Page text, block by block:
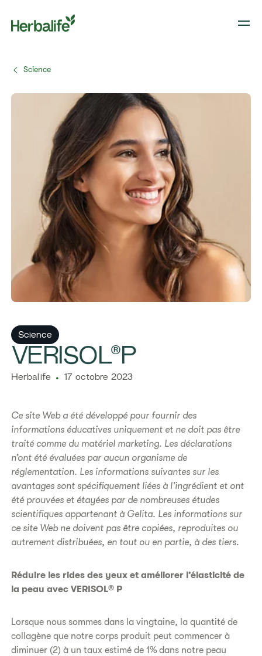
Science
Science
​​​​​VERISOL®P
​​Herbalife​ 17 octobre 2023
Ce site Web a été développé pour fournir des
informations éducatives uniquement et ne doit pas être
traité comme du matériel marketing. Les déclarations
n’ont été évaluées par aucun organisme de
réglementation. Les informations suivantes sur les
avantages sont spécifiquement liées à l’ingrédient et ont
été prouvées et étayées par de nombreuses études
scientifiques appartenant à Gelita. Les informations sur
ce site Web ne doivent pas être copiées, reproduites ou
autrement distribuées, en tout ou en partie, à des tiers.
Réduire les rides des yeux et améliorer l’élasticité de
la peau avec VERISOL® P
Lorsque nous sommes dans la vingtaine, la quantité de
collagène que notre corps produit peut commencer à
diminuer (2) à un taux estimé de 1% dans notre peau